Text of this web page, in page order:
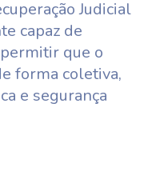
Judicial
capaz de
que o
forma coletiva,
e segurança